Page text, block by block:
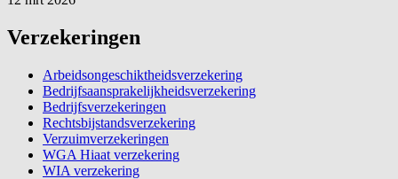
Verzekeringen
Arbeidsongeschiktheidsverzekering
Bedrijfsaansprakelijkheidsverzekering
Bedrijfsverzekeringen
Rechtsbijstandsverzekering
Verzuimverzekeringen
WGA Hiaat verzekering
WIA verzekering